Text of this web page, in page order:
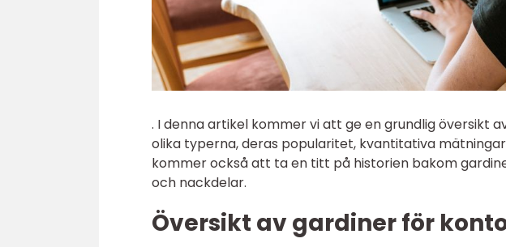
. I denna artikel kommer vi att ge en grundlig översikt
olika typerna, deras popularitet, kvantitativa
kommer också att ta en titt på historien bakom
och nackdelar.
Översikt av gardiner för